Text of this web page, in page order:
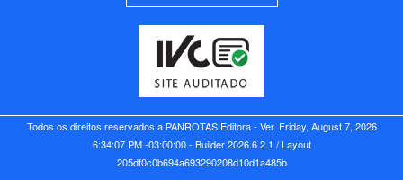
Todos os direitos reservados a PANROTAS Editora - Ver. Friday, August 7, 2026
6:34:07 PM -03:00:00 - Builder 2026.6.2.1 / Layout
205df0c0b694a693290208d10d1a485b